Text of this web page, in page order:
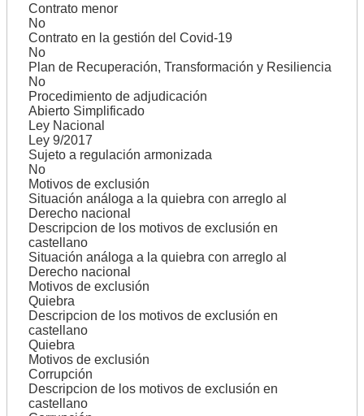
Contrato menor
No
Contrato en la gestión del Covid-19
No
Plan de Recuperación, Transformación y Resiliencia
No
Procedimiento de adjudicación
Abierto Simplificado
Ley Nacional
Ley 9/2017
Sujeto a regulación armonizada
No
Motivos de exclusión
Situación análoga a la quiebra con arreglo al
Derecho nacional
Descripcion de los motivos de exclusión en
castellano
Situación análoga a la quiebra con arreglo al
Derecho nacional
Motivos de exclusión
Quiebra
Descripcion de los motivos de exclusión en
castellano
Quiebra
Motivos de exclusión
Corrupción
Descripcion de los motivos de exclusión en
castellano